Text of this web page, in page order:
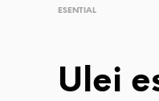
ESENTIAL
Ulei